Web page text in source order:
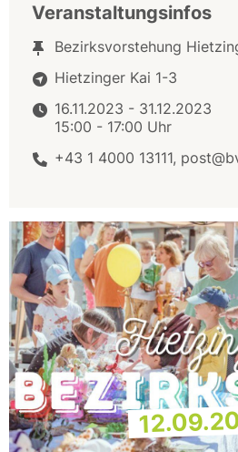
Veranstaltungsinfos
Bezirksvorstehung
Hietzinger Kai 1-3
16.11.2023 - 31.12.2023
15:00 - 17:00 Uhr
+43 1 4000 13111,